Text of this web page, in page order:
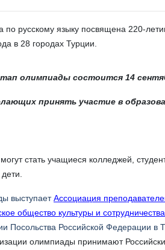
по русскому языку посвящена 220-
в 28 городах Турции.
олимпиады состоится 14
принять участие в
стать учащиеся колледжей,
выступаетАссоциация
общество культуры и
Посольства Российской Федерации в
олимпиады принимают